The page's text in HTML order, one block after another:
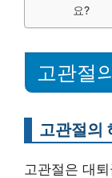
요?
고관절
고관절의
고관절은 대